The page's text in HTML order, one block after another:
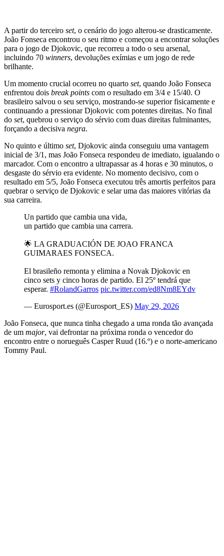
A partir do terceiro set, o cenário do jogo alterou-se drasticamente.
João Fonseca encontrou o seu ritmo e começou a encontrar soluções
para o jogo de Djokovic, que recorreu a todo o seu arsenal,
incluindo 70 winners, devoluções exímias e um jogo de rede
brilhante.
Um momento crucial ocorreu no quarto set, quando João Fonseca
enfrentou dois break points com o resultado em 3/4 e 15/40. O
brasileiro salvou o seu serviço, mostrando-se superior fisicamente e
continuando a pressionar Djokovic com potentes direitas. No final
do set, quebrou o serviço do sérvio com duas direitas fulminantes,
forçando a decisiva negra.
No quinto e último set, Djokovic ainda conseguiu uma vantagem
inicial de 3/1, mas João Fonseca respondeu de imediato, igualando o
marcador. Com o encontro a ultrapassar as 4 horas e 30 minutos, o
desgaste do sérvio era evidente. No momento decisivo, com o
resultado em 5/5, João Fonseca executou três amortis perfeitos para
quebrar o serviço de Djokovic e selar uma das maiores vitórias da
sua carreira.
Un partido que cambia una vida,
un partido que cambia una carrera.
🌟 LA GRADUACIÓN DE JOAO FRANCA
GUIMARAES FONSECA.
El brasileño remonta y elimina a Novak Djokovic en
cinco sets y cinco horas de partido. El 25º tendrá que
esperar. #RolandGarros pic.twitter.com/ed8Nm8EYdv
— Eurosport.es (@Eurosport_ES) May 29, 2026
João Fonseca, que nunca tinha chegado a uma ronda tão avançada
de um major, vai defrontar na próxima ronda o vencedor do
encontro entre o norueguês Casper Ruud (16.º) e o norte-americano
Tommy Paul.